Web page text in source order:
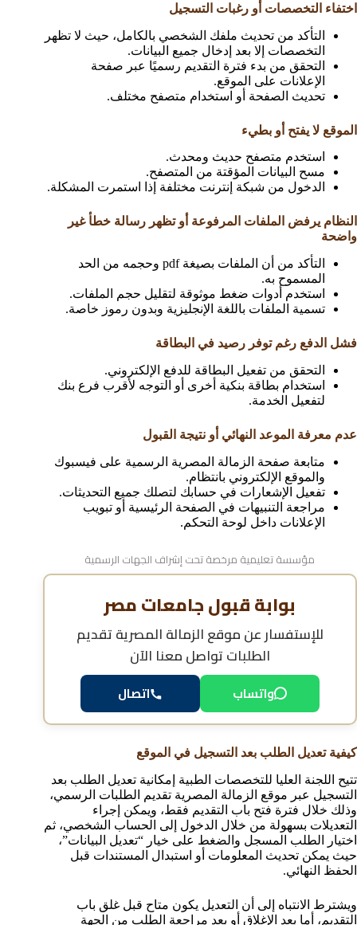
اختفاء التخصصات أو رغبات التسجيل
التأكد من تحديث ملفك الشخصي بالكامل، حيث لا تظهر
التخصصات إلا بعد إدخال جميع البيانات.
التحقق من بدء فترة التقديم رسميًا عبر صفحة
الإعلانات على الموقع.
تحديث الصفحة أو استخدام متصفح مختلف.
الموقع لا يفتح أو بطيء
استخدم متصفح حديث ومحدث.
مسح البيانات المؤقتة من المتصفح.
الدخول من شبكة إنترنت مختلفة إذا استمرت المشكلة.
النظام يرفض الملفات المرفوعة أو تظهر رسالة خطأ غير
واضحة
التأكد من أن الملفات بصيغة pdf وحجمه من الحد
المسموح به.
استخدم أدوات ضغط موثوقة لتقليل حجم الملفات.
تسمية الملفات باللغة الإنجليزية وبدون رموز خاصة.
فشل الدفع رغم توفر رصيد في البطاقة
التحقق من تفعيل البطاقة للدفع الإلكتروني.
استخدام بطاقة بنكية أخرى أو التوجه لأقرب فرع بنك
لتفعيل الخدمة.
عدم معرفة الموعد النهائي أو نتيجة القبول
متابعة صفحة الزمالة المصرية الرسمية على فيسبوك
والموقع الإلكتروني بانتظام.
تفعيل الإشعارات في حسابك لتصلك جميع التحديثات.
مراجعة التنبيهات في الصفحة الرئيسية أو تبويب
الإعلانات داخل لوحة التحكم.
مؤسسة تعليمية مرخصة تحت إشراف الجهات الرسمية
بوابة قبول جامعات مصر
للإستفسار عنموقع الزمالة المصرية تقديم
الطلباتتواصل معنا الآن
واتساب اتصال
كيفية تعديل الطلب بعد التسجيل في الموقع
تتيح اللجنة العليا للتخصصات الطبية إمكانية تعديل الطلب بعد
التسجيل عبر موقع الزمالة المصرية تقديم الطلبات الرسمي،
وذلك خلال فترة فتح باب التقديم فقط، ويمكن إجراء
التعديلات بسهولة من خلال الدخول إلى الحساب الشخصي، ثم
اختيار الطلب المسجل والضغط على خيار “تعديل البيانات”،
حيث يمكن تحديث المعلومات أو استبدال المستندات قبل
الحفظ النهائي.
ويشترط الانتباه إلى أن التعديل يكون متاح قبل غلق باب
التقديم، أما بعد الإغلاق أو بعد مراجعة الطلب من الجهة